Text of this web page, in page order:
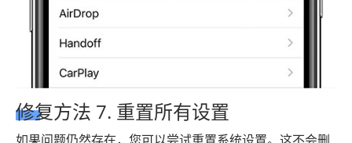
修复方法 7. 重置所有设置